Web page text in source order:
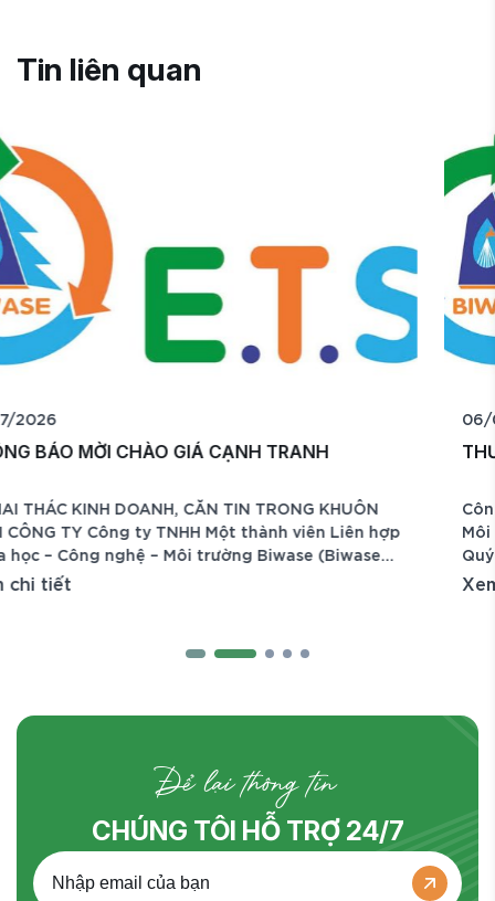
Tin liên quan
THƯ MỜI CHÀO GIÁ CẠNH TRANH
Công ty TNHH MTV Liên hợp Khoa học – Công nghệ –
Môi trường BIWASE trân trọng kính mời Quý Công ty,
Quý Doanh nghiệp tham gia chào giá cạnh tranh
hạng mục: 🔹 Lắp đặt hệ thống máy nghiền mùn tinh
thải rắn Nam Bình Dương. Hồ sơ chào giá gồm: ✅
Xem chi tiết
Để lại thông tin
CHÚNG TÔI HỖ TRỢ 24/7